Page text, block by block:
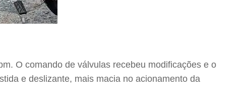
O comando de válvulas recebeu modificações e o
e deslizante, mais macia no acionamento da